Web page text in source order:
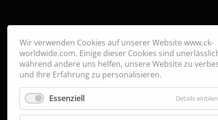
Wir verwenden Cookies auf unserer Website www.ck-
worldwide.com. Einige dieser Cookies sind
während andere uns helfen, unsere Website zu
und Ihre Erfahrung zu personalisieren.
Essenziell Details